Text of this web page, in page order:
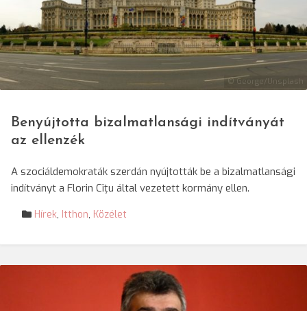
© George/Unsplash
Benyújtotta bizalmatlansági indítványát
az ellenzék
A szociáldemokraták szerdán nyújtották be a bizalmatlansági
indítványt a Florin Cîţu által vezetett kormány ellen.
Hírek, Itthon, Közélet